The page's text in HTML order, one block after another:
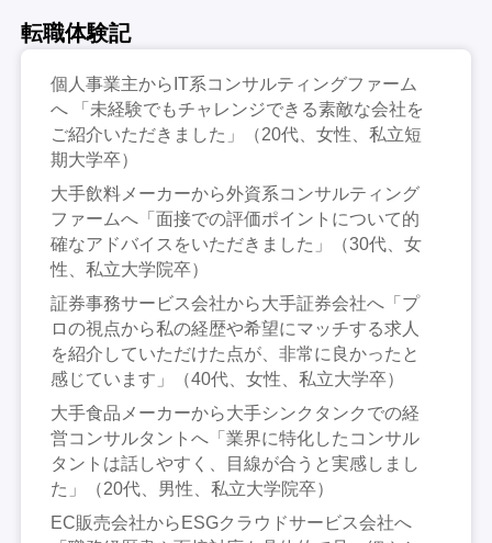
転職体験記
個人事業主からIT系コンサルティングファーム
へ 「未経験でもチャレンジできる素敵な会社を
ご紹介いただきました」（20代、女性、私立短
期大学卒）
大手飲料メーカーから外資系コンサルティング
ファームへ「面接での評価ポイントについて的
確なアドバイスをいただきました」（30代、女
性、私立大学院卒）
証券事務サービス会社から大手証券会社へ「プ
ロの視点から私の経歴や希望にマッチする求人
を紹介していただけた点が、非常に良かったと
感じています」（40代、女性、私立大学卒）
大手食品メーカーから大手シンクタンクでの経
営コンサルタントへ「業界に特化したコンサル
タントは話しやすく、目線が合うと実感しまし
た」（20代、男性、私立大学院卒）
EC販売会社からESGクラウドサービス会社へ